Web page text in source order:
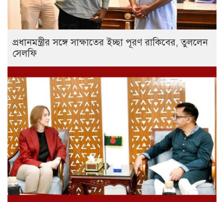
প্রধানমন্ত্রীর সঙ্গে সাক্ষাতের ইচ্ছা পূরণ রাকিবের, তুললেন
সেলফি